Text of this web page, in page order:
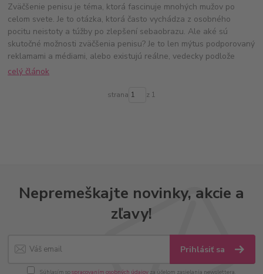
Zväčšenie penisu je téma, ktorá fascinuje mnohých mužov po
celom svete. Je to otázka, ktorá často vychádza z osobného
pocitu neistoty a túžby po zlepšení sebaobrazu. Ale aké sú
skutočné možnosti zväčšenia penisu? Je to len mýtus podporovaný
reklamami a médiami, alebo existujú reálne, vedecky podlože
celý článok
strana z 1
Nepremeškajte novinky, akcie a
zľavy!
Prihlásiť sa
Súhlasím sospracovaním osobných údajov za účelom zasielania newslettera.